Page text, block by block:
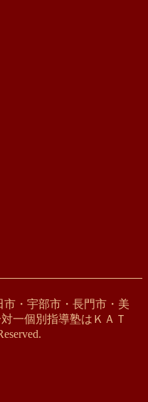
・宇部市・長門市・美
一個別指導塾はＫＡＴ